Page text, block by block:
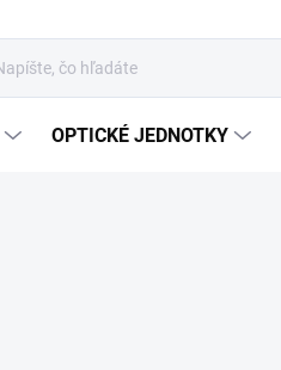
OPTICKÉ JEDNOTKY